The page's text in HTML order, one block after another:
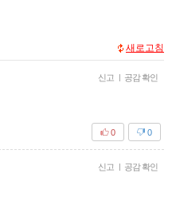
새로고침
신고 공감 확인
0
0
신고 공감 확인